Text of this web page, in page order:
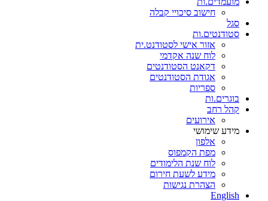
חישוב סיכויי קבלה
סגל
סטודנטים.ות
אזור אישי לסטודנט.ית
לוח שנה אקדמי
דקאנט הסטודנטים
אגודת הסטודנטים
ספריות
בוגרים.ות
קהל רחב
אירועים
מידע שימושי
אלפון
מפת הקמפוס
לוח שנת הלימודים
מידע לשעת חירום
הצהרת נגישות
English